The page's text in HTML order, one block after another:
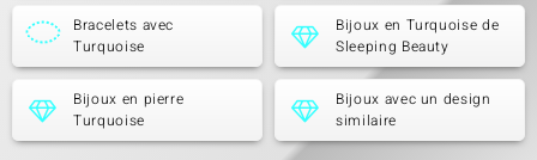
Bracelets avec
Turquoise
Bijoux en Turquoise de
Sleeping Beauty
Bijoux en pierre
Turquoise
Bijoux avec un design
similaire